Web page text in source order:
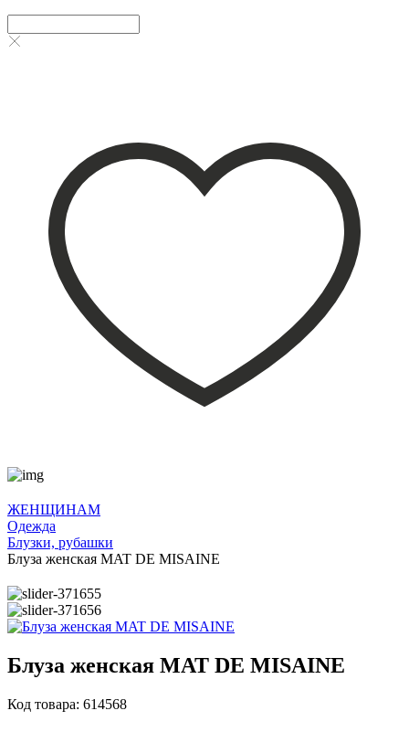
ЖЕНЩИНАМ
Одежда
Блузки, рубашки
Блуза женская MAT DE MISAINE
Блуза женская MAT DE MISAINE
Код товара: 614568